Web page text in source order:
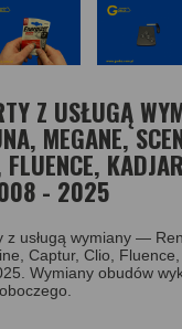
Z USŁUGĄ
MEGANE,
- 2025
z usługą wymiany —
Captur, Clio,
Wymiany obudów